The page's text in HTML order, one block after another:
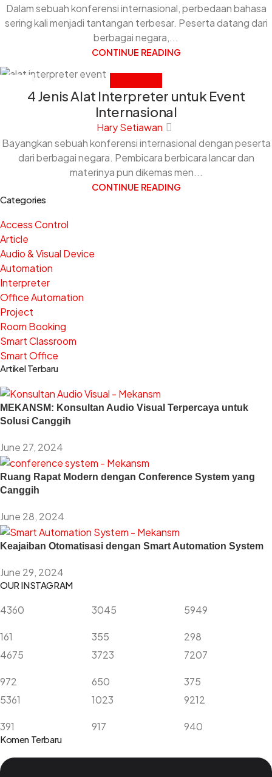
Dalam sebuah konferensi internasional, perbedaan bahasa
sering kali menjadi tantangan terbesar. Peserta datang dari
berbagai negara,...
CONTINUE READING
4 Jenis Alat Interpreter untuk Event
Internasional
Hary Setiawan
Bayangkan sebuah konferensi internasional dengan peserta
dari berbagai negara. Pembicara berbicara lancar dan
materinya pun dikemas men...
CONTINUE READING
Categories
Access Control
Article
Audio & Visual Device
Automation
Interpreter
Office Automation
Project
Room Booking
Smart Classroom
Smart Office
Artikel Terbaru
MEKANSM: Konsultan Audio Visual Terpercaya untuk
Solusi Canggih
June 27, 2024
Ruang Rapat Modern dengan Conference System yang
Canggih
June 28, 2024
Keajaiban Otomatisasi dengan Smart Automation System
June 29, 2024
OUR INSTAGRAM
4360
161
3045
355
5949
298
4675
972
3723
650
7207
375
5361
391
1023
917
9212
940
Komen Terbaru